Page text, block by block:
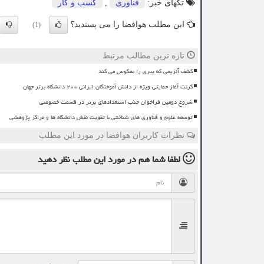
تگهای خبر: فناوری كسب و كار
این مطلب هوافضا را می پسندید؟ (1)
تازه ترین مطالب مرتبط
کشف آنزیمی که پیری را معکوس می کند
گرنت آغاز حمایتی ویژه از دانش آموختگان ایرانی ۲۰۰ دانشگاه برتر جهان
شروع دومین فراخوان جذب استعدادهای برتر در قسمت خصوصی
توسعه علوم و فناوری های شناختی با تقویت نقش دانشگاه ها و مراکز پژوهشی
نظرات کاربران هوافضا در مورد این مطلب
لطفا شما همدر مورد این مطلبنظر دهید